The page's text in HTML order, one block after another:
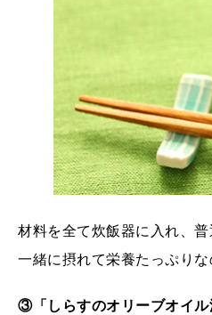
材料を全て炊飯器に入れ、
一緒に摂れて栄養たっぷり
③「しらすのオリーブオイル